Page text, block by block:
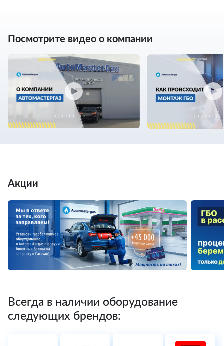
Посмотрите видео о компании
Акции
Всегда в наличии оборудование
следующих брендов: